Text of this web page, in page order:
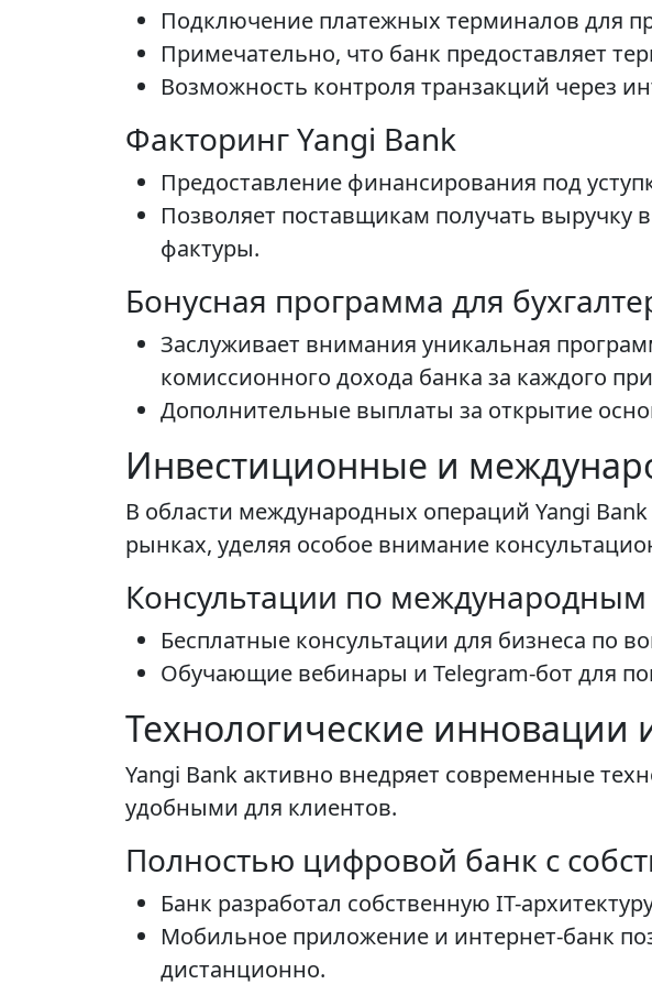
Подключение платежных терминалов для
Примечательно, что банк предоставляет
Возможность контроля транзакций через
Факторинг Yangi Bank
Предоставление финансирования под
Позволяет поставщикам получать выручку
фактуры.
Бонусная программа для
Заслуживает внимания уникальная
комиссионного дохода банка за каждого
Дополнительные выплаты за открытие
Инвестиционные и
В области международных операций Yangi
рынках, уделяя особое внимание
Консультации по
Бесплатные консультации для бизнеса по
Обучающие вебинары и Telegram-бот для
Технологические инновации
Yangi Bank активно внедряет современные
удобными для клиентов.
Полностью цифровой банк с
Банк разработал собственную IT-
Мобильное приложение и интернет-банк
дистанционно.